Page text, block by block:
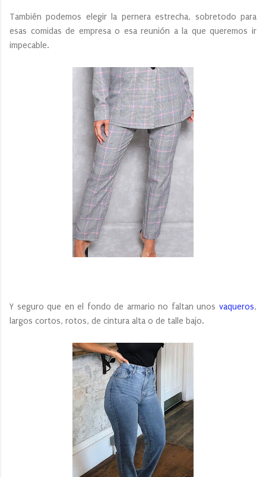
También podemos elegir la pernera estrecha, sobretodo para
esas comidas de empresa o esa reunión a la que queremos ir
impecable.
Y seguro que en el fondo de armario no faltan unos vaqueros,
largos cortos, rotos, de cintura alta o de talle bajo.